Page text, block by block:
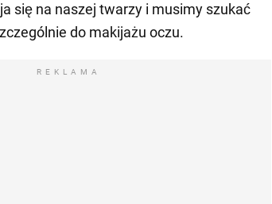
się na naszej twarzy i musimy szukać
do makijażu oczu.
REKLAMA